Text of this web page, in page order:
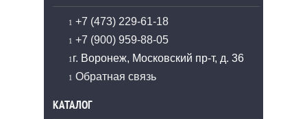
+7 (473) 229-61-18
+7 (900) 959-88-05
г. Воронеж, Московский пр-т, д. 36
Обратная связь
КАТАЛОГ